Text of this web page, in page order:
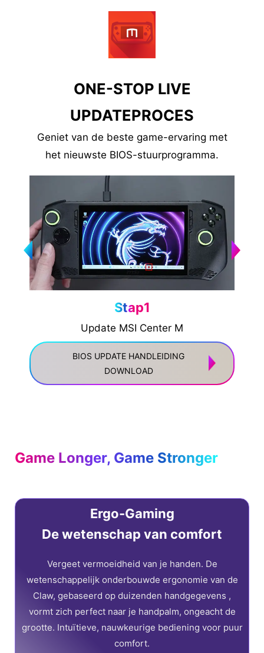
ONE-STOP LIVE
UPDATEPROCES
Geniet van de beste game-ervaring met
het nieuwste BIOS-stuurprogramma.
Stap1
Update MSI Center M
BIOS UPDATE HANDLEIDING
DOWNLOAD
Game Longer, Game Stronger
Ergo-Gaming
De wetenschap van comfort
Vergeet vermoeidheid van je handen. De
wetenschappelijk onderbouwde ergonomie van de
Claw, gebaseerd op duizenden handgegevens ,
vormt zich perfect naar je handpalm, ongeacht de
grootte. Intuïtieve, nauwkeurige bediening voor puur
comfort.